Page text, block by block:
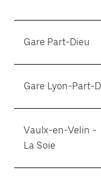
Gare Part-Dieu
Gare Lyon-Part-
Vaulx-en-Velin -
La Soie